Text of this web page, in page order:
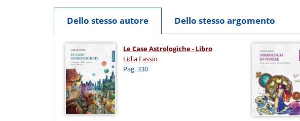
Dello stesso autore Dello stesso argomento
Le Case Astrologiche - Libro
Lidia Fassio
Pag. 330